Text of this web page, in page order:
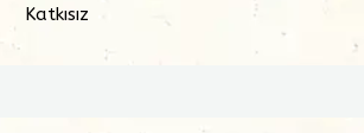
Katkısız